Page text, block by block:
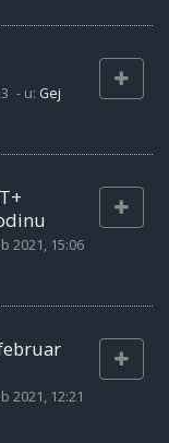
- u: Gej
2021, 15:06
2021, 12:21